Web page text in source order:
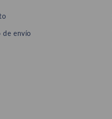
de envío